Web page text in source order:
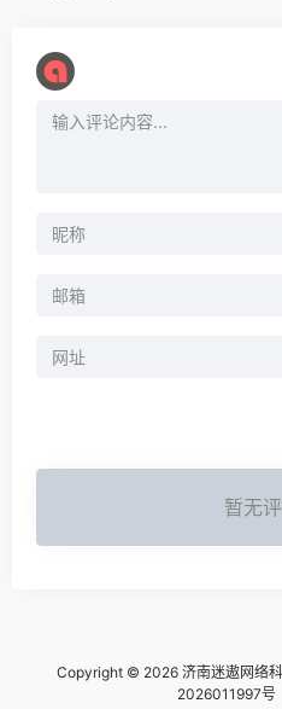
暂无
Copyright © 2026 济南迷遨网络
2026011997号